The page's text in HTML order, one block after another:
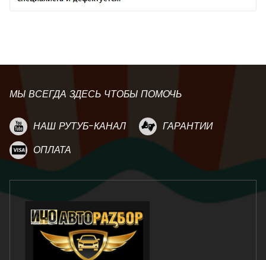
МЫ ВСЕГДА ЗДЕСЬ ЧТОБЫ ПОМОЧЬ
НАШ РУТУБ-КАНАЛ
ГАРАНТИИ
ОПЛАТА